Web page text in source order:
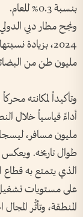
بنسبة 0.3% للعام.
مليون طن من
وتأكيداً لمكانته
مليون مسافر،
الذي يتمتع به قطاع
على مستويات تشغيل
المنطقة، وتأثُّر